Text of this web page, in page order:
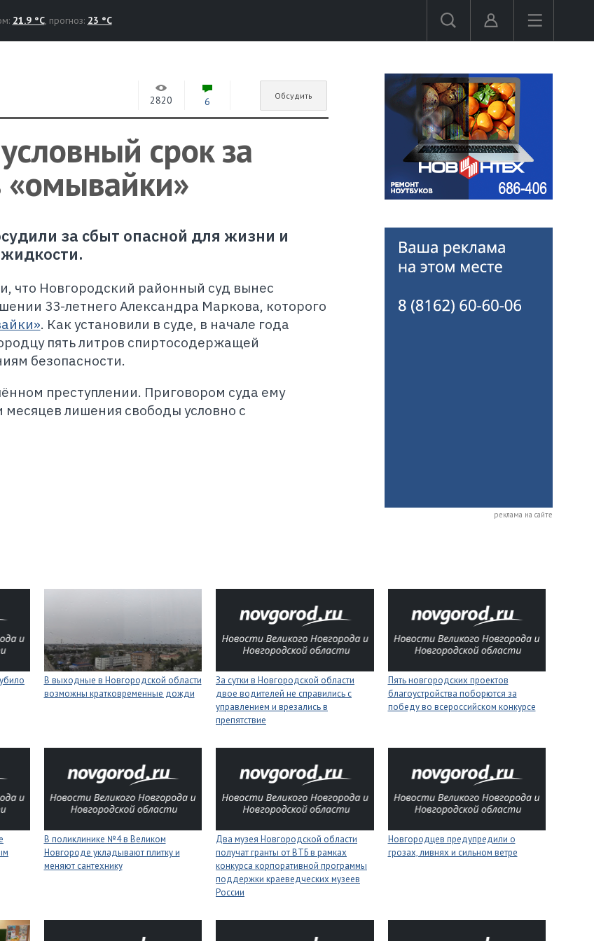
21.9 °C, прогноз: 23 °C
2820 6 Обсудить
срок за
«омывайки»
за сбыт опасной для жизни и
что Новгородский районный суд вынес
33-летнего Александра Маркова, которого
. Как установили в суде, в начале года
пять литров спиртосодержащей
безопасности.
преступлении. Приговором суда ему
лишения свободы условно с
реклама на сайте
В выходные в Новгородской области
возможны кратковременные дожди
За сутки в Новгородской области
двое водителей не справились с
управлением и врезались в
препятствие
Пять новгородских проектов
благоустройства поборются за
победу во всероссийском конкурсе
В поликлинике №4 в Великом
Новгороде укладывают плитку и
меняют сантехнику
Два музея Новгородской области
получат гранты от ВТБ в рамках
конкурса корпоративной программы
поддержки краеведческих музеев
России
Новгородцев предупредили о
грозах, ливнях и сильном ветре